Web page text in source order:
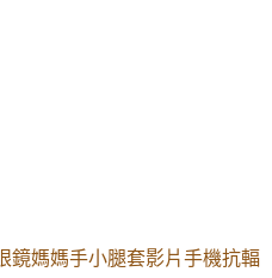
鏡媽媽手小腿套影片手機抗輻